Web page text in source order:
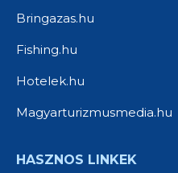
Bringazas.hu
Fishing.hu
Hotelek.hu
Magyarturizmusmedia.hu
HASZNOS LINKEK